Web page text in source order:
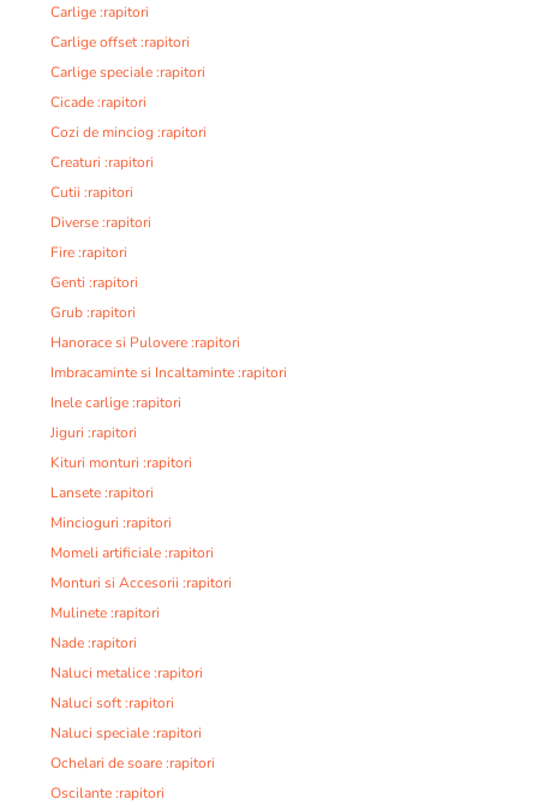
Carlige :rapitori
Carlige offset :rapitori
Carlige speciale :rapitori
Cicade :rapitori
Cozi de minciog :rapitori
Creaturi :rapitori
Cutii :rapitori
Diverse :rapitori
Fire :rapitori
Genti :rapitori
Grub :rapitori
Hanorace si Pulovere :rapitori
Imbracaminte si Incaltaminte :rapitori
Inele carlige :rapitori
Jiguri :rapitori
Kituri monturi :rapitori
Lansete :rapitori
Mincioguri :rapitori
Momeli artificiale :rapitori
Monturi si Accesorii :rapitori
Mulinete :rapitori
Nade :rapitori
Naluci metalice :rapitori
Naluci soft :rapitori
Naluci speciale :rapitori
Ochelari de soare :rapitori
Oscilante :rapitori